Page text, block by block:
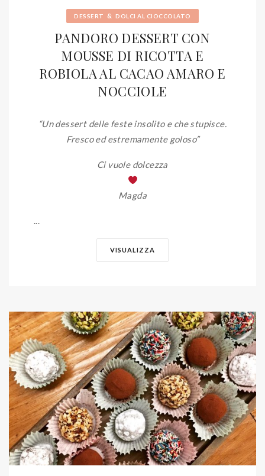
DESSERT & DOLCI AL CIOCCOLATO
PANDORO DESSERT CON
MOUSSE DI RICOTTA E
ROBIOLA AL CACAO AMARO E
NOCCIOLE
“Un dessert delle feste insolito e che stupisce.
Fresco ed estremamente goloso”
Ci vuole dolcezza
Magda
...
VISUALIZZA